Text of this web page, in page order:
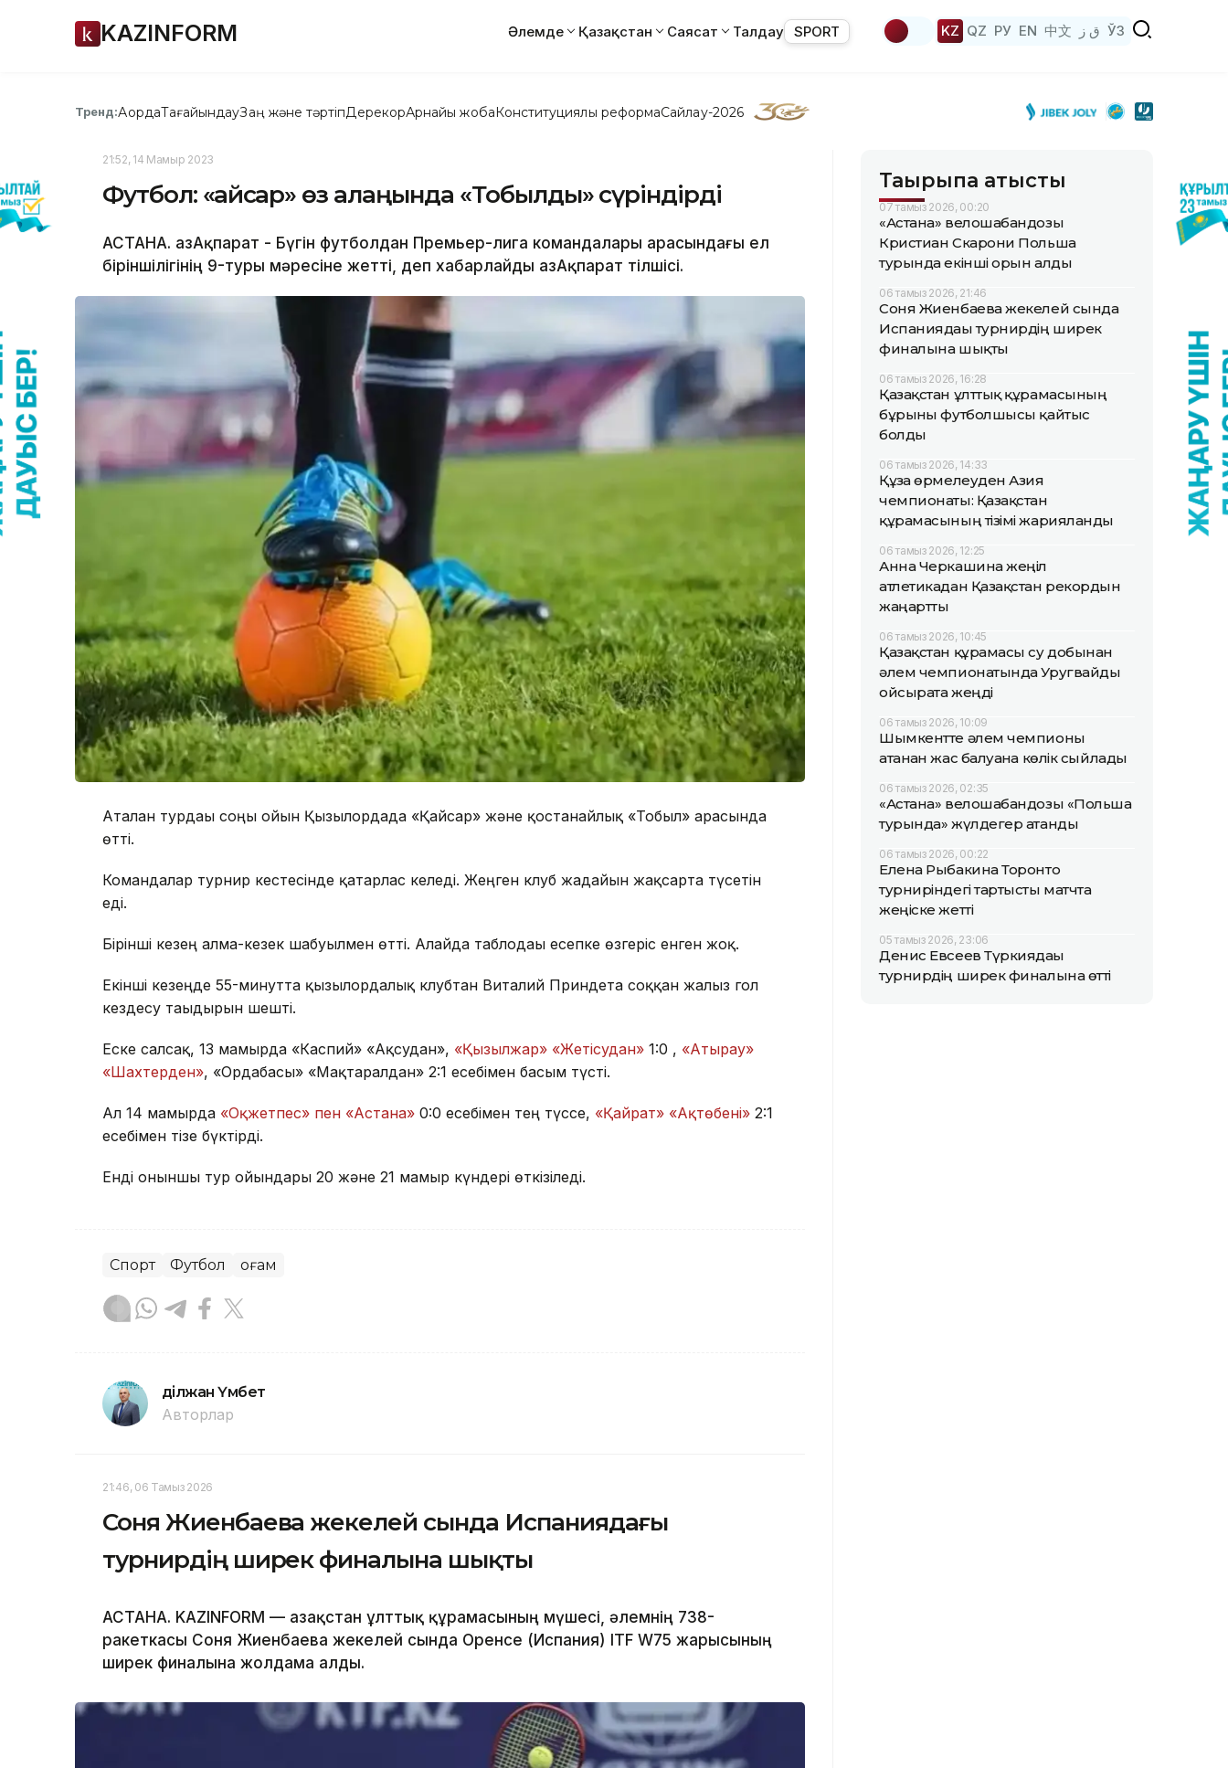
KAZINFORM Әлемде Қазақстан Саясат Талдау SPORT KZ QZ РУ EN 中文 ق ز ЎЗ
Тренд:АқордаТағайындауЗаң және тәртіпДерекқорАрнайы жобаКонституциялық реформаСайлау-2026
21:52, 14 Мамыр 2023
Футбол: «Қайсар» өз алаңында «Тобылды» сүріндірді
АСТАНА. ҚазАқпарат - Бүгін футболдан Премьер-лига командалары арасындағы ел
біріншілігінің 9-туры мәресіне жетті, деп хабарлайды ҚазАқпарат тілшісі.
Аталған турдағы соңғы ойын Қызылордада «Қайсар» және қостанайлық «Тобыл» арасында
өтті.
Командалар турнир кестесінде қатарлас келеді. Жеңген клуб жағдайын жақсарта түсетін
еді.
Бірінші кезең алма-кезек шабуылмен өтті. Алайда таблодағы есепке өзгеріс енген жоқ.
Екінші кезеңде 55-минутта қызылордалық клубтан Виталий Приндета соққан жалғыз гол
кездесу тағыдырын шешті.
Еске салсақ, 13 мамырда «Каспий» «Ақсудан», «Қызылжар» «Жетісудан» 1:0 , «Атырау»
«Шахтерден», «Ордабасы» «Мақтаралдан» 2:1 есебімен басым түсті.
Ал 14 мамырда «Оқжетпес» пен «Астана» 0:0 есебімен тең түссе, «Қайрат» «Ақтөбені» 2:1
есебімен тізе бүктірді.
Енді оныншы тур ойындары 20 және 21 мамыр күндері өткізіледі.
Спорт Футбол Қоғам
Әділжан Үмбет
Авторлар
21:46, 06 Тамыз 2026
Соня Жиенбаева жекелей сында Испаниядағы
турнирдің ширек финалына шықты
АСТАНА. KAZINFORM — Қазақстан ұлттық құрамасының мүшесі, әлемнің 738-
ракеткасы Соня Жиенбаева жекелей сында Оренсе (Испания) ITF W75 жарысының
ширек финалына жолдама алды.
Тақырыпқа қатысты
07 тамыз 2026, 00:20
«Астана» велошабандозы
Кристиан Скарони Польша
турында екінші орын алды
06 тамыз 2026, 21:46
Соня Жиенбаева жекелей сында
Испаниядағы турнирдің ширек
финалына шықты
06 тамыз 2026, 16:28
Қазақстан ұлттық құрамасының
бұрынғы футболшысы қайтыс
болды
06 тамыз 2026, 14:33
Құзға өрмелеуден Азия
чемпионаты: Қазақстан
құрамасының тізімі жарияланды
06 тамыз 2026, 12:25
Анна Черкашина жеңіл
атлетикадан Қазақстан рекордын
жаңартты
06 тамыз 2026, 10:45
Қазақстан құрамасы су добынан
әлем чемпионатында Уругвайды
ойсырата жеңді
06 тамыз 2026, 10:09
Шымкентте әлем чемпионы
атанған жас балуанға көлік сыйлады
06 тамыз 2026, 02:35
«Астана» велошабандозы «Польша
турында» жүлдегер атанды
06 тамыз 2026, 00:22
Елена Рыбакина Торонто
турниріндегі тартысты матчта
жеңіске жетті
05 тамыз 2026, 23:06
Денис Евсеев Түркиядағы
турнирдің ширек финалына өтті